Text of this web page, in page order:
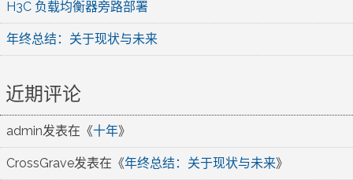
H3C 负载均衡器旁路部署
年终总结：关于现状与未来
近期评论
admin发表在《十年》
CrossGrave发表在《年终总结：关于现状与未来》